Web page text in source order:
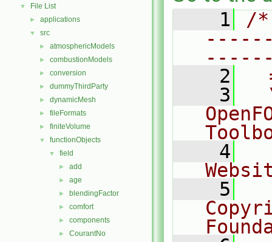
▼ File List
► applications
▼ src
► atmosphericModels
► combustionModels
► conversion
► dummyThirdParty
► dynamicMesh
► fileFormats
► finiteVolume
▼ functionObjects
▼ field
► add
► age
► blendingFactor
► comfort
► components
► CourantNo
    1
/
    2
    3
    4
    5